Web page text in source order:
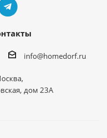
info@homedorf.ru
дом 23А